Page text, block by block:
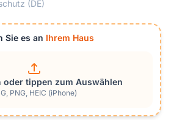
(DE)
Sie es an Ihrem Haus
oder tippen zum Auswählen
PNG, HEIC (iPhone)